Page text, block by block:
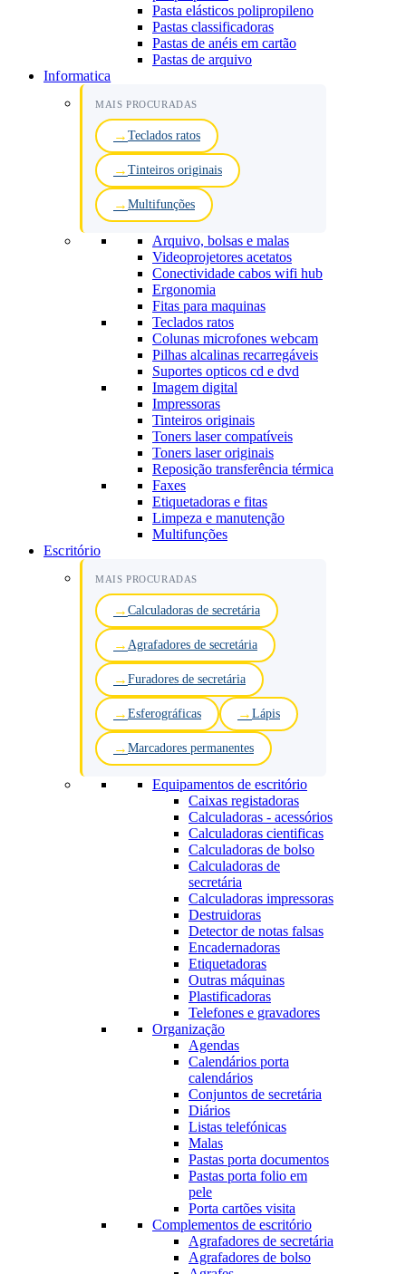
Pasta elásticos polipropileno
Pastas classificadoras
Pastas de anéis em cartão
Pastas de arquivo
Informatica
MAIS PROCURADAS
Teclados ratos
Tinteiros originais
Multifunções
Arquivo, bolsas e malas
Videoprojetores acetatos
Conectividade cabos wifi hub
Ergonomia
Fitas para maquinas
Teclados ratos
Colunas microfones webcam
Pilhas alcalinas recarregáveis
Suportes opticos cd e dvd
Imagem digital
Impressoras
Tinteiros originais
Toners laser compatíveis
Toners laser originais
Reposição transferência térmica
Faxes
Etiquetadoras e fitas
Limpeza e manutenção
Multifunções
Escritório
MAIS PROCURADAS
Calculadoras de secretária
Agrafadores de secretária
Furadores de secretária
Esferográficas Lápis
Marcadores permanentes
Equipamentos de escritório
Caixas registadoras
Calculadoras - acessórios
Calculadoras cientificas
Calculadoras de bolso
Calculadoras de
secretária
Calculadoras impressoras
Destruidoras
Detector de notas falsas
Encadernadoras
Etiquetadoras
Outras máquinas
Plastificadoras
Telefones e gravadores
Organização
Agendas
Calendários porta
calendários
Conjuntos de secretária
Diários
Listas telefónicas
Malas
Pastas porta documentos
Pastas porta folio em
pele
Porta cartões visita
Complementos de escritório
Agrafadores de secretária
Agrafadores de bolso